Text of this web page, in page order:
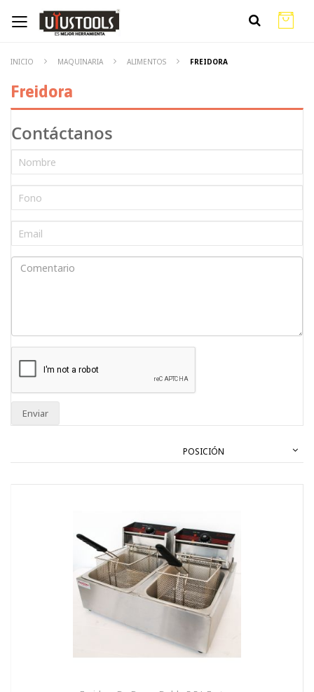
INICIO MAQUINARIA ALIMENTOS FREIDORA
Freidora
Contáctanos
Enviar